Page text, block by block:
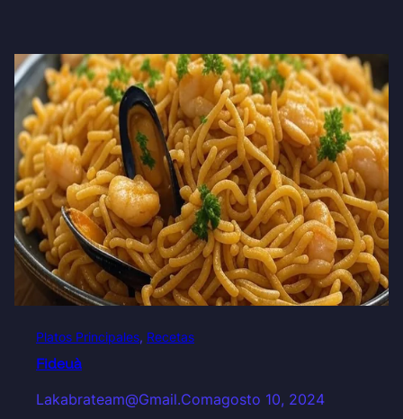
Platos Principales, Recetas
Fideuà
Lakabrateam@gmail.comagosto 10, 2024